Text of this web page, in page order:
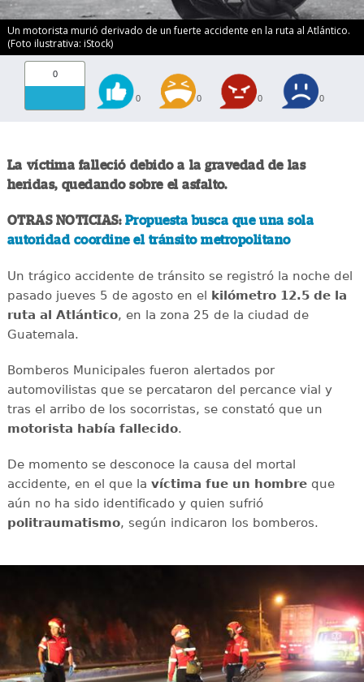
Un motorista murió derivado de un fuerte accidente en la ruta al Atlántico.
(Foto ilustrativa: iStock)
0
0 0 0 0
La víctima falleció debido a la gravedad de las
heridas, quedando sobre el asfalto.
OTRAS NOTICIAS: Propuesta busca que una sola
autoridad coordine el tránsito metropolitano
Un trágico accidente de tránsito se registró la noche del
pasado jueves 5 de agosto en el kilómetro 12.5 de la
ruta al Atlántico, en la zona 25 de la ciudad de
Guatemala.
Bomberos Municipales fueron alertados por
automovilistas que se percataron del percance vial y
tras el arribo de los socorristas, se constató que un
motorista había fallecido.
De momento se desconoce la causa del mortal
accidente, en el que la víctima fue un hombreque
aún no ha sido identificado y quien sufrió
politraumatismo, según indicaron los bomberos.